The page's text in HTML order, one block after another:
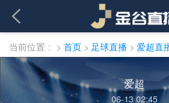
当前位置： > 首页 > 足球直播 > 爱超直
爱超
06-13 02:45